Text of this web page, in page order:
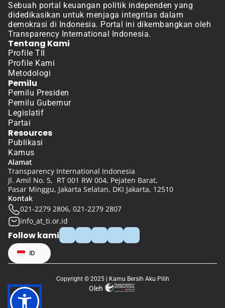
Sebuah portal keuangan politik independen yang
didedikasikan untuk menjaga integritas dalam
demokrasi di Indonesia. Portal ini dikembangkan oleh
Transparency International Indonesia.
Tentang Kami
Profile TII
Profile Kami
Metodologi
Pemilu
Pemilu Presiden
Pemilu Gubernur
Legislatif
Partai
Resources
Publikasi
Kamus
Follow kami
Select Language
ID
Alamat
Transparency International Indonesia
Jl. Amil No. 5,  RT 001 RW 004, Pejaten Barat,
Pasar Minggu, Jakarta Selatan, DKI Jakarta, 12510
Kontak
021-2279 2806, 021-2279 2807
info_at_ti.or.id
Copyright © 2025 | Kamu Bersih Aku Pilih
Oleh